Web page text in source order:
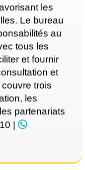
les
Le bureau
au
tous les
et fournir
et
trois
les
partenariats